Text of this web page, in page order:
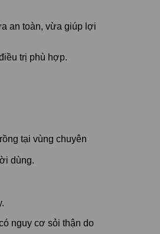
an toàn, vừa giúp lợi
trị phù hợp.
tại vùng chuyên
dùng.
nguy cơ sỏi thận do